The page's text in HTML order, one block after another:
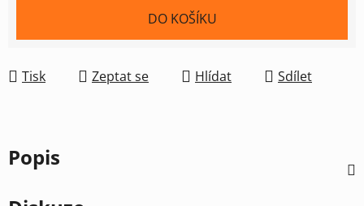
DO KOŠÍKU
Tisk Zeptat se Hlídat Sdílet
Popis